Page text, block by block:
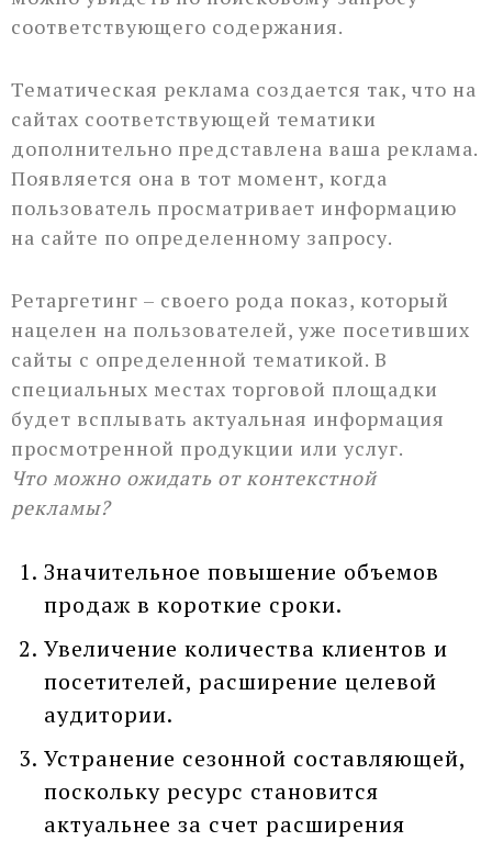
соответствующего содержания.
Тематическая реклама создается так, что на
сайтах соответствующей тематики
дополнительно представлена ваша реклама.
Появляется она в тот момент, когда
пользователь просматривает информацию
на сайте по определенному запросу.
Ретаргетинг – своего рода показ, который
нацелен на пользователей, уже посетивших
сайты с определенной тематикой. В
специальных местах торговой площадки
будет всплывать актуальная информация
просмотренной продукции или услуг.
Что можно ожидать от контекстной
рекламы?
Значительное повышение объемов
продаж в короткие сроки.
Увеличение количества клиентов и
посетителей, расширение целевой
аудитории.
Устранение сезонной составляющей,
поскольку ресурс становится
актуальнее за счет расширения